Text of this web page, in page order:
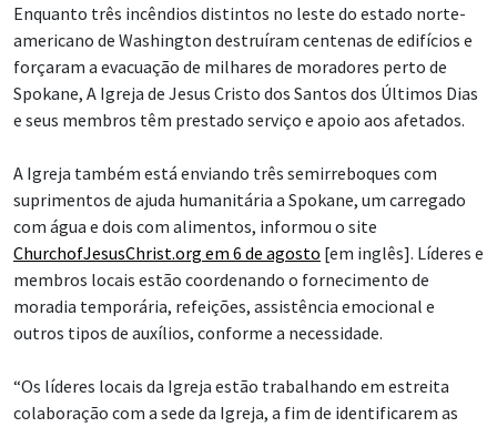
Enquanto três incêndios distintos no leste do estado norte-
americano de Washington destruíram centenas de edifícios e
forçaram a evacuação de milhares de moradores perto de
Spokane, A Igreja de Jesus Cristo dos Santos dos Últimos Dias
e seus membros têm prestado serviço e apoio aos afetados.
A Igreja também está enviando três semirreboques com
suprimentos de ajuda humanitária a Spokane, um carregado
com água e dois com alimentos, informou o site
ChurchofJesusChrist.org em 6 de agosto [em inglês]. Líderes e
membros locais estão coordenando o fornecimento de
moradia temporária, refeições, assistência emocional e
outros tipos de auxílios, conforme a necessidade.
“Os líderes locais da Igreja estão trabalhando em estreita
colaboração com a sede da Igreja, a fim de identificarem as